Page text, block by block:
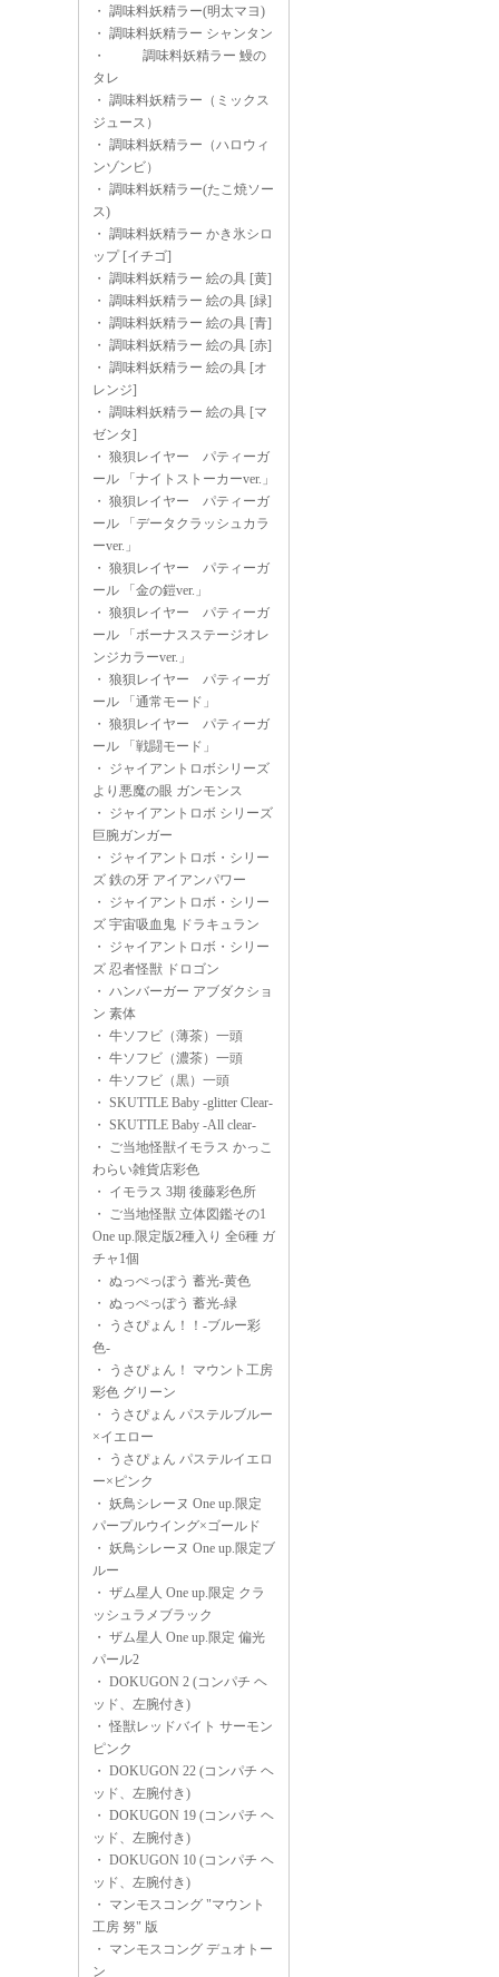
・ 調味料妖精ラー(明太マヨ)
・ 調味料妖精ラー シャンタン
・
調味料妖精ラー 鰻の
タレ
・ 調味料妖精ラー（ミックス
ジュース）
・ 調味料妖精ラー（ハロウィ
ンゾンビ）
・ 調味料妖精ラー(たこ焼ソー
ス)
・ 調味料妖精ラー かき氷シロ
ップ [イチゴ]
・ 調味料妖精ラー 絵の具 [黄]
・ 調味料妖精ラー 絵の具 [緑]
・ 調味料妖精ラー 絵の具 [青]
・ 調味料妖精ラー 絵の具 [赤]
・ 調味料妖精ラー 絵の具 [オ
レンジ]
・ 調味料妖精ラー 絵の具 [マ
ゼンタ]
・ 狼狽レイヤー パティーガ
ール 「ナイトストーカーver.」
・ 狼狽レイヤー パティーガ
ール 「データクラッシュカラ
ーver.」
・ 狼狽レイヤー パティーガ
ール 「金の鎧ver.」
・ 狼狽レイヤー パティーガ
ール 「ボーナスステージオレ
ンジカラーver.」
・ 狼狽レイヤー パティーガ
ール 「通常モード」
・ 狼狽レイヤー パティーガ
ール 「戦闘モード」
・ ジャイアントロボシリーズ
より悪魔の眼 ガンモンス
・ ジャイアントロボ シリーズ
巨腕ガンガー
・ ジャイアントロボ・シリー
ズ 鉄の牙 アイアンパワー
・ ジャイアントロボ・シリー
ズ 宇宙吸血鬼 ドラキュラン
・ ジャイアントロボ・シリー
ズ 忍者怪獣 ドロゴン
・ ハンバーガー アブダクショ
ン 素体
・ 牛ソフビ（薄茶）一頭
・ 牛ソフビ（濃茶）一頭
・ 牛ソフビ（黒）一頭
・ SKUTTLE Baby -glitter Clear-
・ SKUTTLE Baby -All clear-
・ ご当地怪獣イモラス かっこ
わらい雑貨店彩色
・ イモラス 3期 後藤彩色所
・ ご当地怪獣 立体図鑑その1
One up.限定版2種入り 全6種 ガ
チャ1個
・ ぬっぺっぽう 蓄光-黄色
・ ぬっぺっぽう 蓄光-緑
・
うさぴょん！！-ブルー彩
色-
・
うさぴょん！ マウント工房
彩色 グリーン
・
うさぴょん パステルブルー
×イエロー
・
うさぴょん パステルイエロ
ー×ピンク
・ 妖鳥シレーヌ One up.限定
パープルウイング×ゴールド
・ 妖鳥シレーヌ One up.限定ブ
ルー
・ ザム星人 One up.限定 クラ
ッシュラメブラック
・ ザム星人 One up.限定 偏光
パール2
・ DOKUGON 2 (コンパチ ヘ
ッド、左腕付き)
・怪獣レッドバイト サーモン
ピンク
・ DOKUGON 22 (コンパチ ヘ
ッド、左腕付き)
・ DOKUGON 19 (コンパチ ヘ
ッド、左腕付き)
・ DOKUGON 10 (コンパチ ヘ
ッド、左腕付き)
・ マンモスコング "マウント
工房 努" 版
・ マンモスコング デュオトー
ン